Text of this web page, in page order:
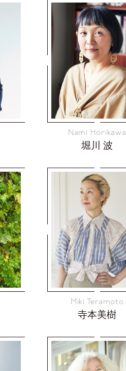
Nami Horikawa
堀川 波
Miki Teramoto
寺本美樹